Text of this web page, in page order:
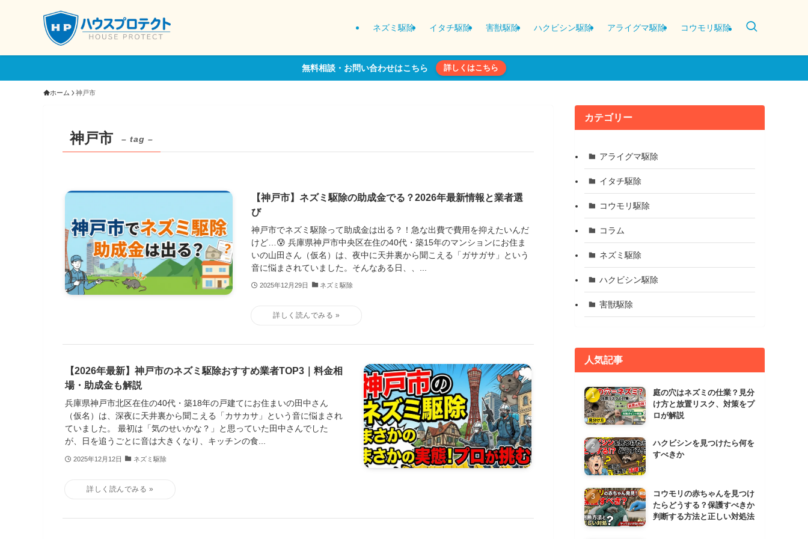
ネズミ駆除 イタチ駆除 害獣駆除 ハクビシン駆除 アライグマ駆除 コウモリ駆除
無料相談・お問い合わせはこちら 詳しくはこちら
ホーム 神戸市
神戸市 – tag –
【神戸市】ネズミ駆除の助成金でる？2026年最新情報と業者選
び
神戸市でネズミ駆除って助成金は出る？！急な出費で費用を抑えたいんだ
けど…😰 兵庫県神戸市中央区在住の40代・築15年のマンションにお住ま
いの山田さん（仮名）は、夜中に天井裏から聞こえる「ガサガサ」という
音に悩まされていました。そんなある日、、...
2025年12月29日 ネズミ駆除
【2026年最新】神戸市のネズミ駆除おすすめ業者TOP3｜料金相
場・助成金も解説
兵庫県神戸市北区在住の40代・築18年の戸建てにお住まいの田中さん
（仮名）は、深夜に天井裏から聞こえる「カサカサ」という音に悩まされ
ていました。 最初は「気のせいかな？」と思っていた田中さんでした
が、日を追うごとに音は大きくなり、キッチンの食...
2025年12月12日 ネズミ駆除
カテゴリー
アライグマ駆除
イタチ駆除
コウモリ駆除
コラム
ネズミ駆除
ハクビシン駆除
害獣駆除
人気記事
庭の穴はネズミの仕業？見分
け方と放置リスク、対策をプ
ロが解説
ハクビシンを見つけたら何を
すべきか
コウモリの赤ちゃんを見つけ
たらどうする？保護すべきか
判断する方法と正しい対処法